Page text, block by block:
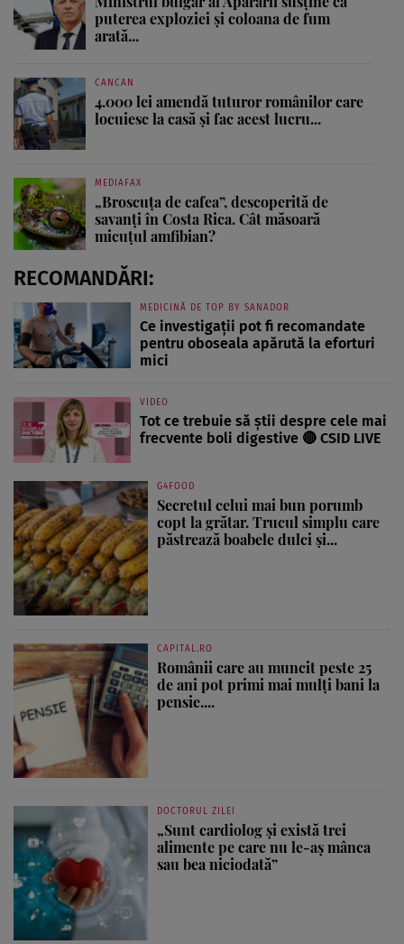
puterea exploziei și coloana de fum
arată...
CANCAN
4.000 lei amendă tuturor românilor care
locuiesc la casă și fac acest lucru...
MEDIAFAX
„Broscuța de cafea”, descoperită de
savanți în Costa Rica. Cât măsoară
micuțul amfibian?
RECOMANDĂRI:
MEDICINĂ DE TOP BY SANADOR
Ce investigații pot fi recomandate
pentru oboseala apărută la eforturi
mici
VIDEO
Tot ce trebuie să știi despre cele mai
frecvente boli digestive 🔴 CSID LIVE
G4FOOD
Secretul celui mai bun porumb
copt la grătar. Trucul simplu care
păstrează boabele dulci și...
CAPITAL.RO
Românii care au muncit peste 25
de ani pot primi mai mulți bani la
pensie....
DOCTORUL ZILEI
„Sunt cardiolog și există trei
alimente pe care nu le-aș mânca
sau bea niciodată”